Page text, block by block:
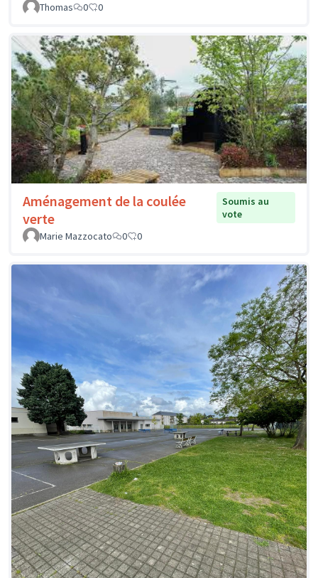
Thomas
0 0
Aménagement de la coulée
verte
Soumis au
vote
Marie Mazzocato
0 0